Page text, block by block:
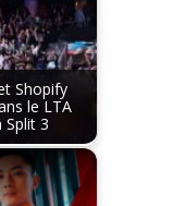
Shopify
le LTA
Split 3